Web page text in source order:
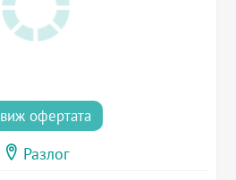
виж офертата
Разлог